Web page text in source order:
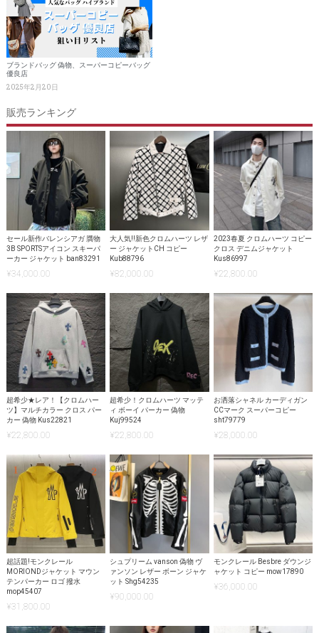
ブランドバッグ 偽物、スーパーコピーバッグ
優良店
2025年2月20日
販売ランキング
セール新作バレンシアガ 贋物
3B SPORTSアイコン スキーパ
ーカー ジャケット ban83291
¥34,000.00
大人気!!新色クロムハーツ レザ
ー ジャケットCH コピー
Kub88796
¥82,000.00
2023春夏 クロムハーツ コピー
クロス デニムジャケット
Kus86997
¥22,800.00
超希少★レア！【クロムハー
ツ】マルチカラー クロス パー
カー 偽物 Kus22821
¥22,800.00
超希少！クロムハーツ マッテ
ィ ボーイ パーカー 偽物
Kuj99524
¥22,800.00
お洒落シャネル カーディガン
CCマーク スーパーコピー
sht79779
¥28,000.00
超話題!モンクレール
MORIONDジャケット マウン
テンパーカー ロゴ 撥水
mop45407
¥31,800.00
シュプリーム vanson 偽物 ヴ
ァンソン レザー ボーン ジャケ
ット Shg54235
¥90,000.00
モンクレール Besbre ダウンジ
ャケット コピー mow17890
¥36,000.00